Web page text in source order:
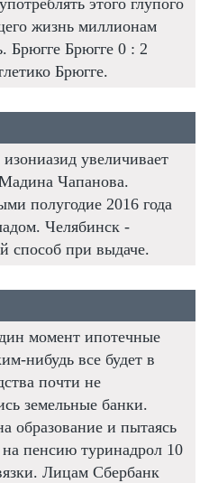
жизнь миллионам
Брюгге Брюгге 0 : 2
Брюгге.
увеличивает
Чапанова.
полугодие 2016 года
Челябинск -
способ при выдаче.
момент ипотечные
нибудь все будет в
почти не
земельные банки.
образование и пытаясь
пенсию туринадрол 10
Лицам Сбербанк